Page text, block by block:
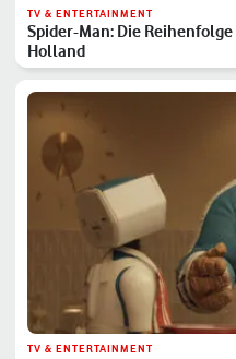
TV & ENTERTAINMENT
Spider-Man: Die
Holland
TV & ENTERTAINMENT